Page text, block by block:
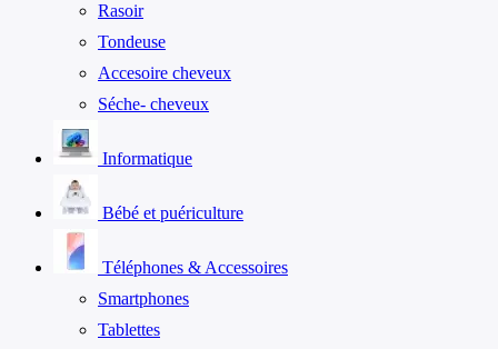
Rasoir
Tondeuse
Accesoire cheveux
Séche- cheveux
Informatique
Bébé et puériculture
Téléphones & Accessoires
Smartphones
Tablettes